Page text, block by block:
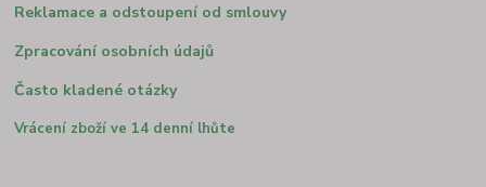
Reklamace a odstoupení od smlouvy
Zpracování osobních údajů
Často kladené otázky
Vrácení zboží ve 14 denní lhůte